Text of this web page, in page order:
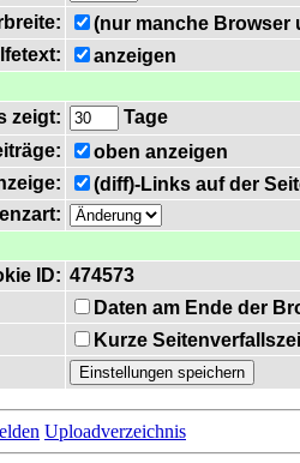
(nur manche Browser
anzeigen
zeigt:
Tage
oben anzeigen
(diff)-Links auf der
ID: 474573
Daten am Ende der
Kurze
Uploadverzeichnis